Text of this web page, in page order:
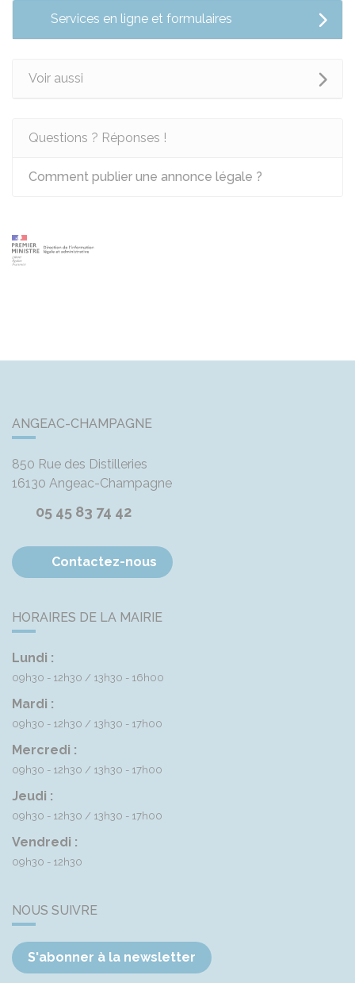
Services en ligne et formulaires
Voir aussi
Questions ? Réponses !
Comment publier une annonce légale ?
ANGEAC-CHAMPAGNE
850 Rue des Distilleries
16130 Angeac-Champagne
05 45 83 74 42
Contactez-nous
HORAIRES DE LA MAIRIE
Lundi :
09h30 - 12h30 13h30 - 16h00
Mardi :
09h30 - 12h30 13h30 - 17h00
Mercredi :
09h30 - 12h30 13h30 - 17h00
Jeudi :
09h30 - 12h30 13h30 - 17h00
Vendredi :
09h30 - 12h30
NOUS SUIVRE
S'abonner à la newsletter